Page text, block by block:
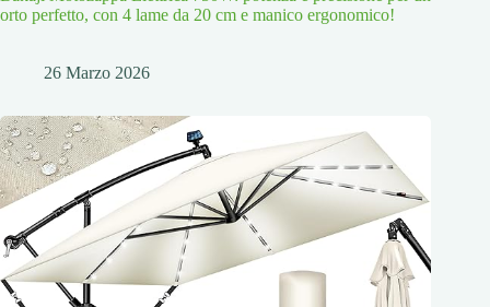
orto perfetto, con 4 lame da 20 cm e manico ergonomico!
26 Marzo 2026